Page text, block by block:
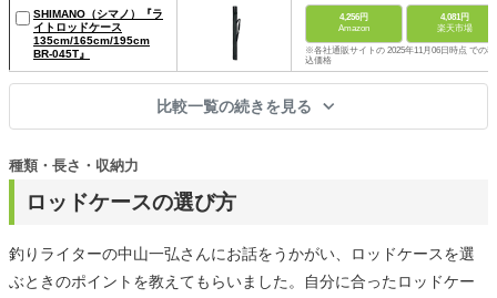
SHIMANO（シマノ）『ラ
イトロッドケース
135cm/165cm/195cm
BR-045T』
4,256円
Amazon
4,081円
楽天市場
※各社通販サイトの 2025年11月06日時点 での税
込価格
比較一覧の続きを見る
ロッドケースの選び方
種類・長さ・収納力
釣りライターの中山一弘さんにお話をうかがい、ロッドケースを選
ぶときのポイントを教えてもらいました。自分に合ったロッドケー